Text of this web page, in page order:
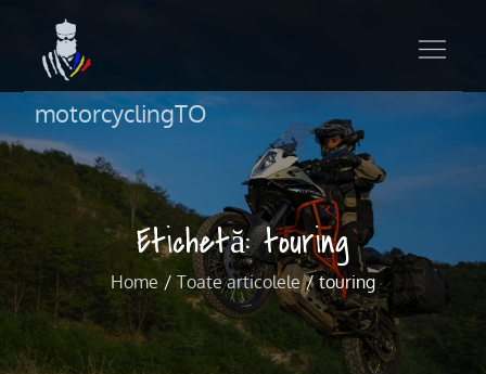
motorcyclingTO
Etichetă:touring
Home Toate articolele touring